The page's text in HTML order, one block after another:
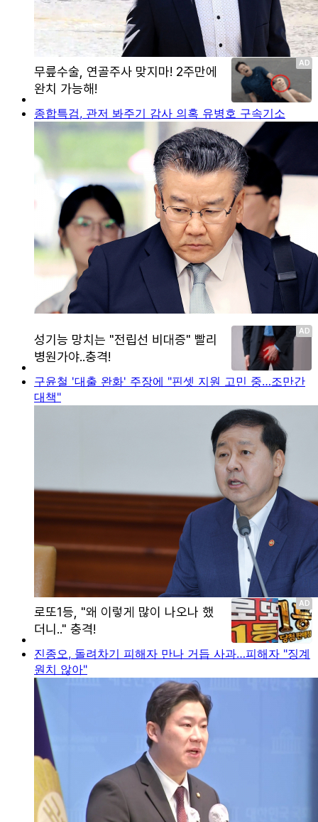
종합특검, 관저 봐주기 감사 의혹 유병호 구속기소
구윤철 '대출 완화' 주장에 "핀셋 지원 고민 중…조만간
대책"
진종오, 돌려차기 피해자 만나 거듭 사과…피해자 "징계
원치 않아"